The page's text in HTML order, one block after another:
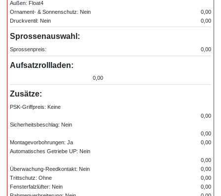
Außen: Float4
Ornament- & Sonnenschutz: Nein
0,00
Druckventil: Nein
0,00
Sprossenauswahl:
Sprossenpreis: 0,00
Aufsatzrollladen:
0,00
Zusätze:
PSK-Griffpreis: Keine
0,00
Sicherheitsbeschlag: Nein
0,00
Montagevorbohrungen: Ja
0,00
Automatisches Getriebe UP: Nein
0,00
Überwachung-Reedkontakt: Nein
0,00
Trittschutz: Ohne
0,00
Fensterfalzlüfter: Nein
0,00